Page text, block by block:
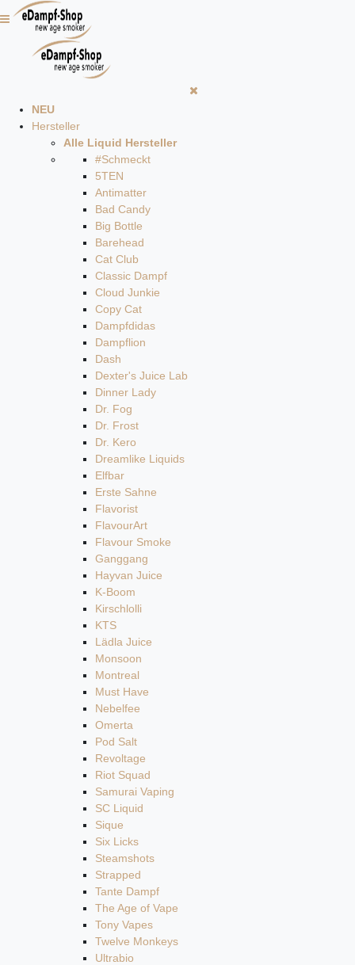
NEU
Hersteller
Alle Liquid Hersteller
#Schmeckt
5TEN
Antimatter
Bad Candy
Big Bottle
Barehead
Cat Club
Classic Dampf
Cloud Junkie
Copy Cat
Dampfdidas
Dampflion
Dash
Dexter's Juice Lab
Dinner Lady
Dr. Fog
Dr. Frost
Dr. Kero
Dreamlike Liquids
Elfbar
Erste Sahne
Flavorist
FlavourArt
Flavour Smoke
Ganggang
Hayvan Juice
K-Boom
Kirschlolli
KTS
Lädla Juice
Monsoon
Montreal
Must Have
Nebelfee
Omerta
Pod Salt
Revoltage
Riot Squad
Samurai Vaping
SC Liquid
Sique
Six Licks
Steamshots
Strapped
Tante Dampf
The Age of Vape
Tony Vapes
Twelve Monkeys
Ultrabio